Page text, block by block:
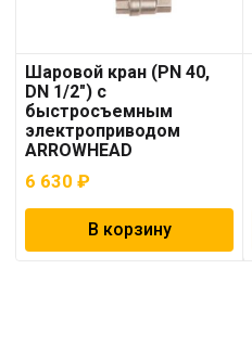
Шаровой кран (PN 40,
DN 1/2″) с
быстросъемным
электроприводом
ARROWHEAD
6 630 ₽
В корзину